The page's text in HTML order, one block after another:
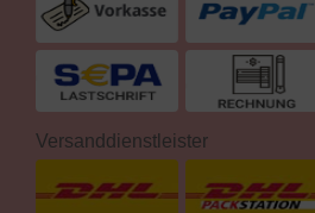
Versanddienstleister